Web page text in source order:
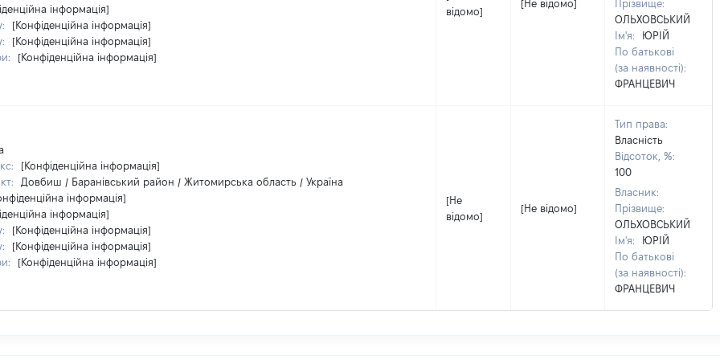
інформація]
[Конфіденційна інформація]
[Конфіденційна інформація]
[Конфіденційна інформація]
відомо]
[Не відомо]
Прізвище:
ОЛЬХОВСЬКИЙ
Ім'я:
ЮРІЙ
По батькові
(за наявності):
ФРАНЦЕВИЧ
[Конфіденційна інформація]
Довбиш / Баранівський район / Житомирська область / Україна
інформація]
інформація]
[Конфіденційна інформація]
[Конфіденційна інформація]
[Конфіденційна інформація]
[Не
відомо]
[Не відомо]
Тип права:
Власність
Відсоток, %:
100
Власник:
Прізвище:
ОЛЬХОВСЬКИЙ
Ім'я:
ЮРІЙ
По батькові
(за наявності):
ФРАНЦЕВИЧ